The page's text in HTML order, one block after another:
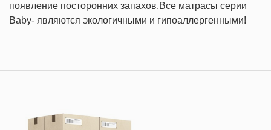
появление посторонних запахов.Все матрасы серии
Baby- являются экологичными и гипоаллергенными!